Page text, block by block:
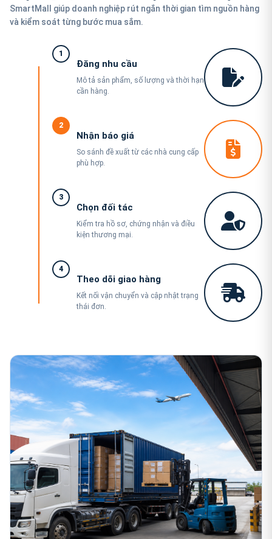
SmartMall giúp doanh nghiệp rút ngắn thời gian tìm nguồn hàng
và kiểm soát từng bước mua sắm.
1
Đăng nhu cầu
Mô tả sản phẩm, số lượng và thời hạn
cần hàng.
2
Nhận báo giá
So sánh đề xuất từ các nhà cung cấp
phù hợp.
3
Chọn đối tác
Kiểm tra hồ sơ, chứng nhận và điều
kiện thương mại.
4
Theo dõi giao hàng
Kết nối vận chuyển và cập nhật trạng
thái đơn.